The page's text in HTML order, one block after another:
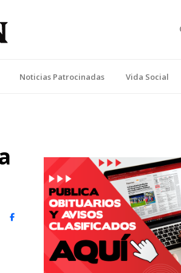
Noticias Patrocinadas Vida Social
Facebook